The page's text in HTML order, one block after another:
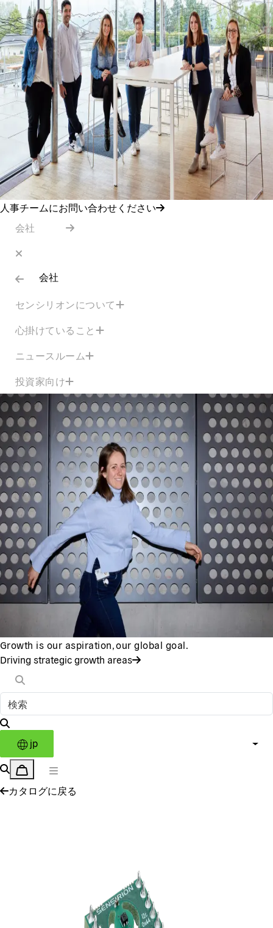
人事チームにお問い合わせください
会社
会社
センシリオンについて
心掛けていること
ニュースルーム
投資家向け
Growth is our aspiration, our global goal.
Driving strategic growth areas
jp
カタログに戻る